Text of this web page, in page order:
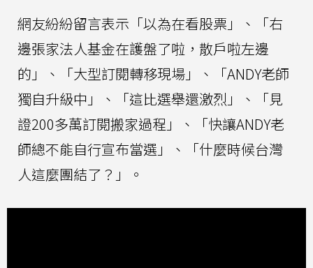
網友紛紛留言表示「以為在看股票」、「右
邊張家法人基金在護盤了啦，散戶啦左邊
的」、「大型訂閱轉移現場」、「ANDY老師
獨自升級中」、「這比選舉還激烈」、「見
證200多萬訂閱搬家過程」、「快讓ANDY老
師總不能自行宣布當選」、「什麼時候台灣
人這麼團結了？」。